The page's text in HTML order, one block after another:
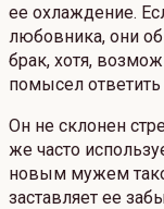
ее охлаждение.
любовника, они
брак, хотя,
помысел
Он не склонен
же часто
новым мужем
заставляет ее